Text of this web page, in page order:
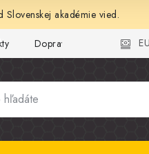
akadémie vied.
Doprava a platba